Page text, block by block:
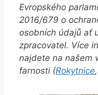
Evropského
2016/679 o
osobních údajů ať
zpracovatel. Více
najdete na našem
farnosti (Rokytnice,